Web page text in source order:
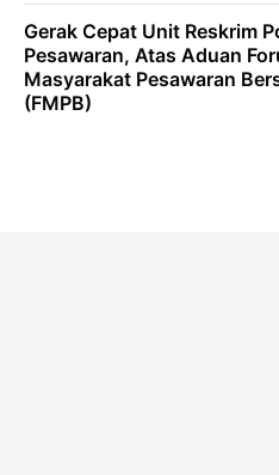
Gerak Cepat Unit Reskrim
Pesawaran, Atas Aduan
Masyarakat Pesawaran
(FMPB)